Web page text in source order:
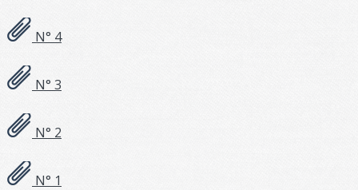
N° 4
N° 3
N° 2
N° 1